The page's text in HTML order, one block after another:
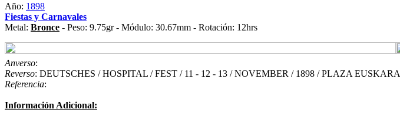
Año: 1898
Fiestas y Carnavales
Metal: Bronce - Peso: 9.75gr - Módulo: 30.67mm - Rotación: 12hrs
Anverso:
Reverso: DEUTSCHES / HOSPITAL / FEST / 11 - 12 - 13 / NOVEMBER / 1898 / PLAZA EUSKARA
Referencia:
Información Adicional: